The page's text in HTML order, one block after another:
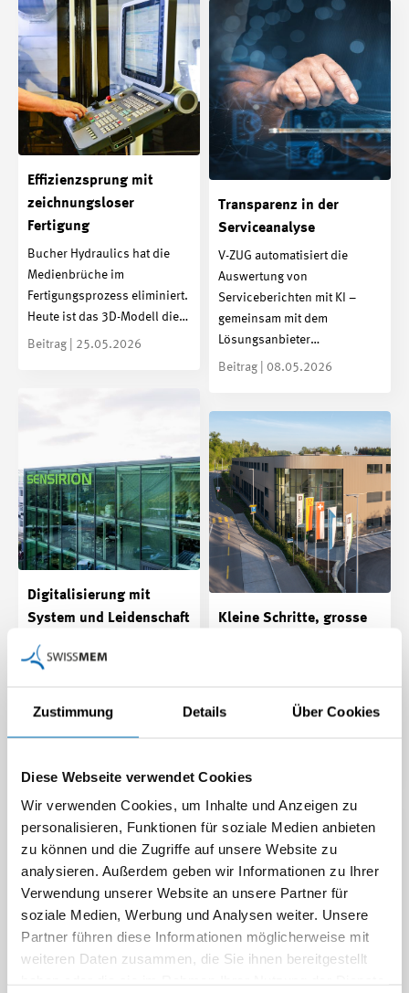
Zustimmung Details Über Cookies
Diese Webseite verwendet Cookies
Wir verwenden Cookies, um Inhalte und Anzeigen zu
personalisieren, Funktionen für soziale Medien anbieten
zu können und die Zugriffe auf unsere Website zu
analysieren. Außerdem geben wir Informationen zu Ihrer
Verwendung unserer Website an unsere Partner für
soziale Medien, Werbung und Analysen weiter. Unsere
Partner führen diese Informationen möglicherweise mit
weiteren Daten zusammen, die Sie ihnen bereitgestellt
Effizienzsprung mit
zeichnungsloser
Fertigung
Bucher Hydraulics hat die
Medienbrüche im
Fertigungsprozess eliminiert.
Heute ist das 3D-Modell die…
Beitrag | 25.05.2026
Transparenz in der
Serviceanalyse
V-ZUG automatisiert die
Auswertung von
Serviceberichten mit KI –
gemeinsam mit dem
Lösungsanbieter…
Beitrag | 08.05.2026
Digitalisierung mit
System und Leidenschaft
Wie Sensirion mit klarer
Digitalstrategie, eigenen
viel Teamgeist Prozesse…
Beitrag | 24.04.2026
Kleine Schritte, grosse
Effizienz und Performance in